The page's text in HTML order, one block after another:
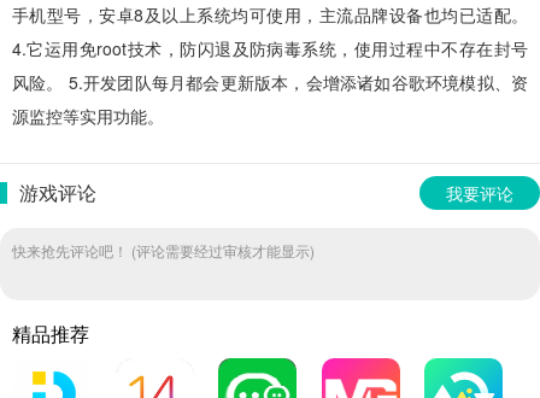
手机型号，安卓8及以上系统均可使用，主流品牌设备也均已适配。
4.它运用免root技术，防闪退及防病毒系统，使用过程中不存在封号
风险。 5.开发团队每月都会更新版本，会增添诸如谷歌环境模拟、资
源监控等实用功能。
游戏评论 我要评论
快来抢先评论吧！ (评论需要经过审核才能显示)
精品推荐